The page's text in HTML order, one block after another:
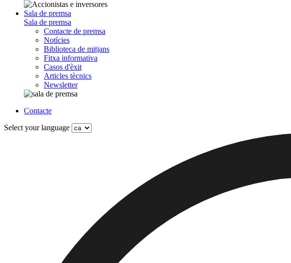
Sala de premsa
Sala de premsa
Contacte de premsa
Notícies
Biblioteca de mitjans
Fitxa informativa
Casos d'èxit
Articles tècnics
Newsletter
Contacte
Select your language